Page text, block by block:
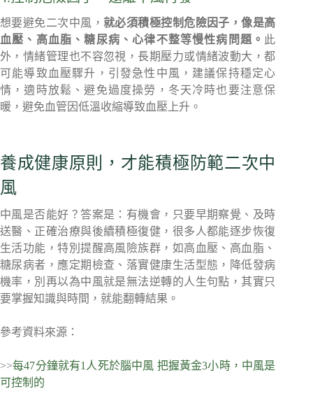
想要避免二次中風， 就必須積極控制危險因子，像是高
血壓、高血脂、糖尿病、心律不整等慢性病問題。 此
外，情緒管理也不容忽視，長期壓力或情緒波動大，都
可能導致血壓驟升，引發急性中風，建議保持穩定心
情，適時放鬆、避免過度操勞，冬天冷時也要注意保
暖，避免血管因低溫收縮導致血壓上升。
養成健康原則，才能積極防範二次中
風
中風是否能好？答案是：有機會，只要早期察覺、及時
送醫、正確治療與後續積極復健，很多人都能逐步恢復
生活功能，特別提醒高風險族群，如高血壓、高血脂、
糖尿病者，應定期檢查、落實健康生活型態，降低發病
機率，別再以為中風就是無法逆轉的人生句點，其實只
要掌握知識與時間，就能翻轉結果。
參考資料來源：
>>每47分鐘就有1人死於腦中風 把握黃金3小時，中風是
可控制的